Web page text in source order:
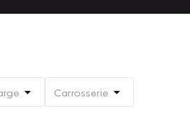
Carrosserie